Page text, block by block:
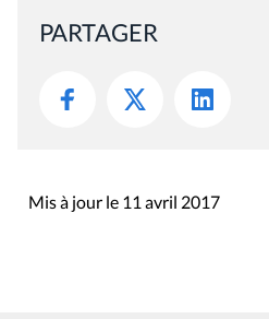
PARTAGER
Mis à jour le 11 avril 2017